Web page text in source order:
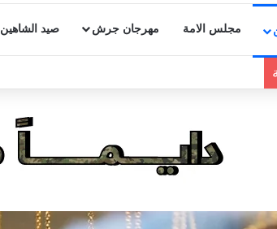
مجلس الامة مهرجان جرش صيد الشاهين